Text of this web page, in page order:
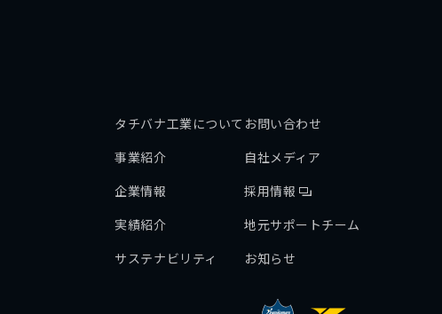
タチバナ工業について
事業紹介
企業情報
実績紹介
サステナビリティ
お問い合わせ
自社メディア
採用情報
地元サポートチーム
お知らせ